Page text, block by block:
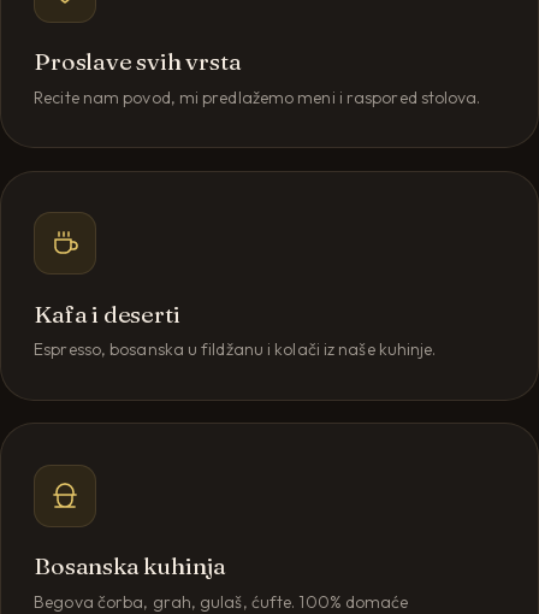
Proslave svih vrsta
Recite nam povod, mi predlažemo meni i raspored stolova.
Kafa i deserti
Espresso, bosanska u fildžanu i kolači iz naše kuhinje.
Bosanska kuhinja
Begova čorba, grah, gulaš, ćufte. 100% domaće